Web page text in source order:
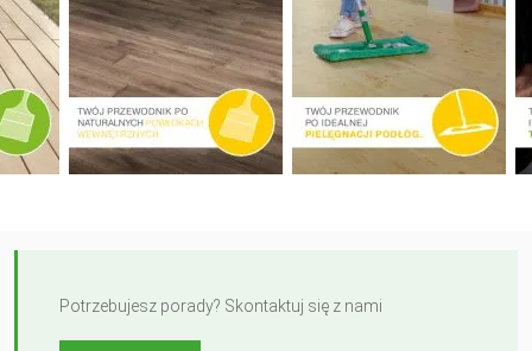
Potrzebujesz porady? Skontaktuj się z nami